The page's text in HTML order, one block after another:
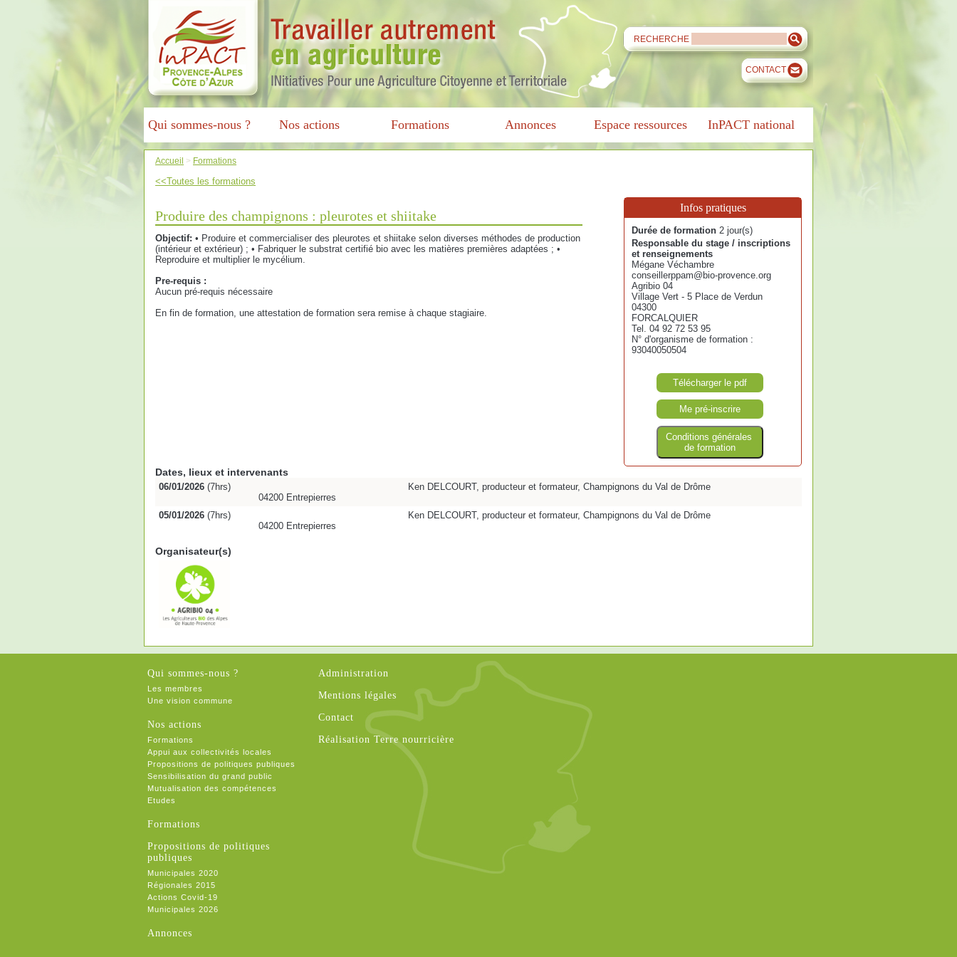
RECHERCHE
CONTACT
Qui sommes-nous ? Nos actions Formations Annonces Espace ressources InPACT national
Accueil > Formations
<<Toutes les formations
Produire des champignons : pleurotes et shiitake
Objectif: • Produire et commercialiser des pleurotes et shiitake selon diverses méthodes de production
(intérieur et extérieur) ; • Fabriquer le substrat certifié bio avec les matières premières adaptées ; •
Reproduire et multiplier le mycélium.
Pre-requis :
Aucun pré-requis nécessaire
En fin de formation, une attestation de formation sera remise à chaque stagiaire.
Infos pratiques
Durée de formation 2 jour(s)
Responsable du stage / inscriptions
et renseignements
Mégane Véchambre
conseillerppam@bio-provence.org
Agribio 04
Village Vert - 5 Place de Verdun
04300
FORCALQUIER
Tel. 04 92 72 53 95
N° d'organisme de formation :
93040050504
Télécharger le pdf
Me pré-inscrire
Conditions générales
de formation
Dates, lieux et intervenants
06/01/2026 (7hrs)
04200 Entrepierres
Ken DELCOURT, producteur et formateur, Champignons du Val de Drôme
05/01/2026 (7hrs)
04200 Entrepierres
Ken DELCOURT, producteur et formateur, Champignons du Val de Drôme
Organisateur(s)
Qui sommes-nous ?
Les membres
Une vision commune
Nos actions
Formations
Appui aux collectivités locales
Propositions de politiques publiques
Sensibilisation du grand public
Mutualisation des compétences
Etudes
Formations
Propositions de politiques
publiques
Municipales 2020
Régionales 2015
Actions Covid-19
Municipales 2026
Annonces
Administration
Mentions légales
Contact
Réalisation Terre nourricière